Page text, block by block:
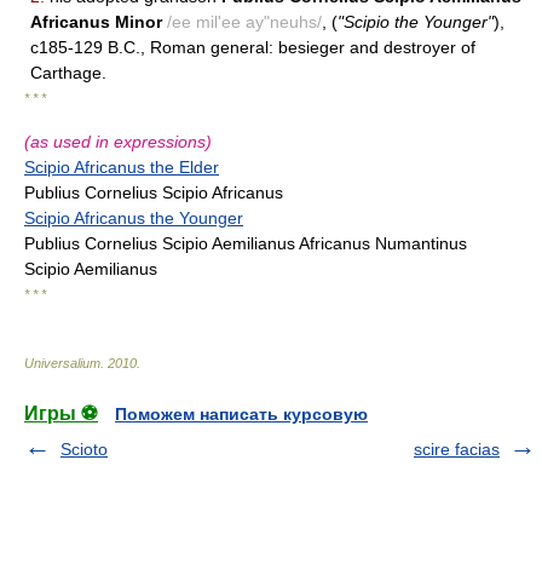
Africanus Minor /ee mil'ee ay"neuhs/ , ("Scipio the Younger"),
c185-129 B.C., Roman general: besieger and destroyer of
Carthage.
* * *
(as used in expressions)
Scipio Africanus the Elder
Publius Cornelius Scipio Africanus
Scipio Africanus the Younger
Publius Cornelius Scipio Aemilianus Africanus Numantinus
Scipio Aemilianus
* * *
Universalium 2010
Игры ⚽
Поможем написать курсовую
Scioto
scire facias